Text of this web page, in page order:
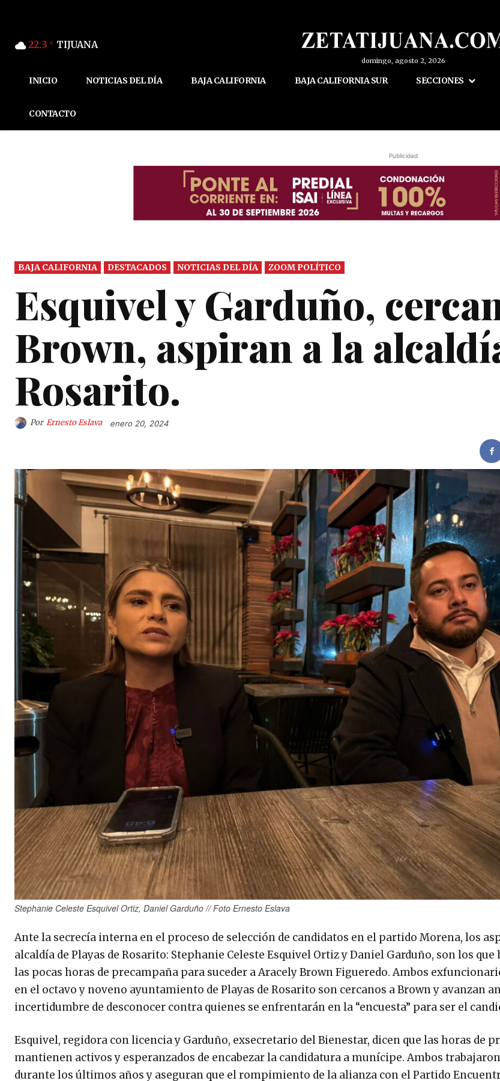
22.3 C TIJUANA
domingo, agosto 2, 2026
INICIO NOTICIAS DEL DÍA BAJA CALIFORNIA BAJA CALIFORNIA SUR SECCIONES
CONTACTO
Publicidad
BAJA CALIFORNIA DESTACADOS NOTICIAS DEL DÍA ZOOM POLÍTICO
Esquivel y Garduño,
Brown, aspiran a la
Rosarito.
Por Ernesto Eslava enero 20, 2024
Stephanie Celeste Esquivel Ortiz, Daniel Garduño // Foto Ernesto Eslava
Ante la secrecía interna en el proceso de selección de candidatos en el partido Morena, los
alcaldía de Playas de Rosarito: Stephanie Celeste Esquivel Ortiz y Daniel Garduño, son los
las pocas horas de precampaña para suceder a Aracely Brown Figueredo. Ambos
en el octavo y noveno ayuntamiento de Playas de Rosarito son cercanos a Brown y avanzan
incertidumbre de desconocer contra quienes se enfrentarán en la “encuesta” para ser el
Esquivel, regidora con licencia y Garduño, exsecretario del Bienestar, dicen que las horas de
mantienen activos y esperanzados de encabezar la candidatura a munícipe. Ambos
durante los últimos años y aseguran que el rompimiento de la alianza con el Partido